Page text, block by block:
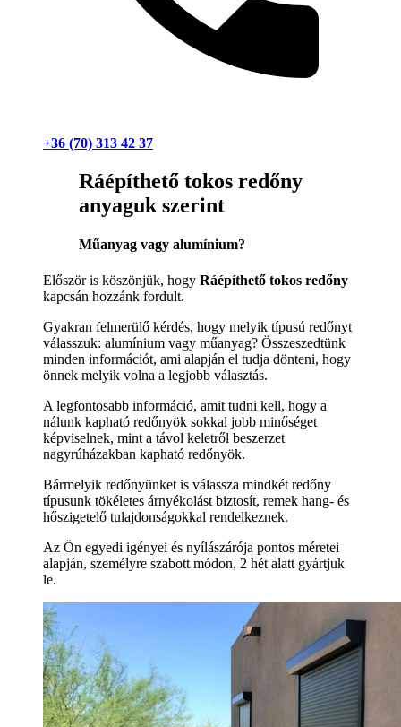
+36 (70) 313 42 37
Ráépíthető tokos redőny
anyaguk szerint
Műanyag vagy alumínium?
Először is köszönjük, hogy Ráépíthető tokos redőny
kapcsán hozzánk fordult.
Gyakran felmerülő kérdés, hogy melyik típusú redőnyt
válasszuk: alumínium vagy műanyag? Összeszedtünk
minden információt, ami alapján el tudja dönteni, hogy
önnek melyik volna a legjobb választás.
A legfontosabb információ, amit tudni kell, hogy a
nálunk kapható redőnyök sokkal jobb minőséget
képviselnek, mint a távol keletről beszerzet
nagyrúházakban kapható redőnyök.
Bármelyik redőnyünket is válassza mindkét redőny
típusunk tökéletes árnyékolást biztosít, remek hang- és
hőszigetelő tulajdonságokkal rendelkeznek.
Az Ön egyedi igényei és nyílászárója pontos méretei
alapján, személyre szabott módon, 2 hét alatt gyártjuk
le.